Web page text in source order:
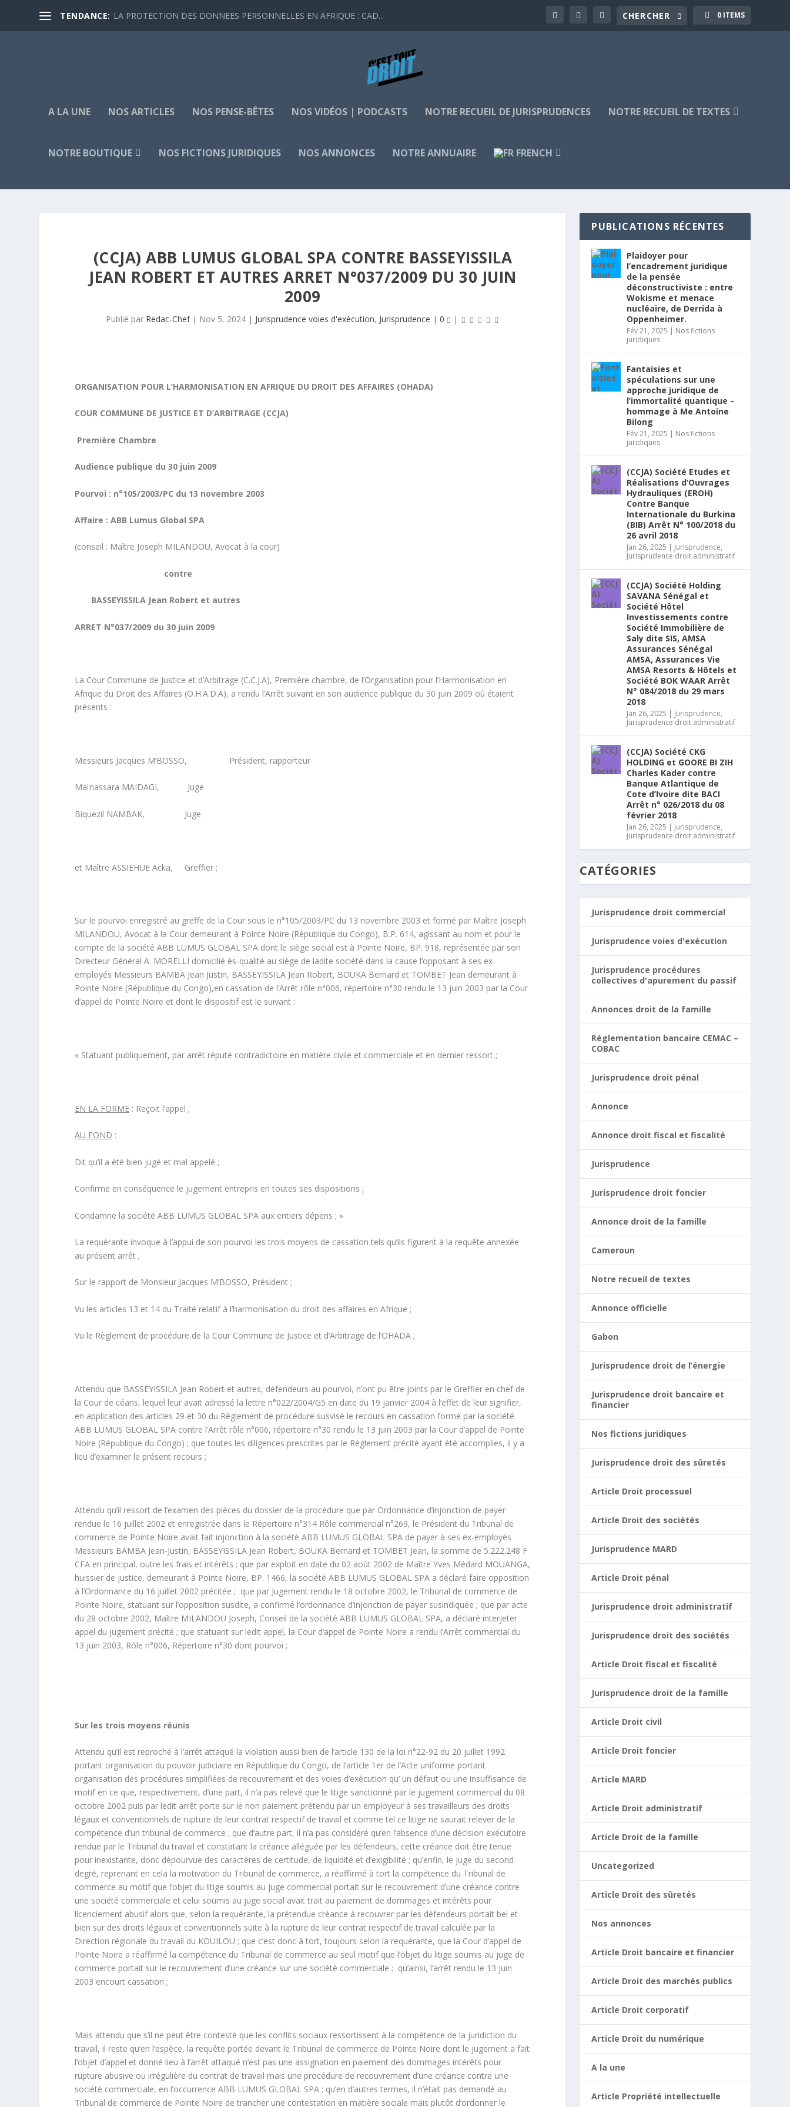
TENDANCE: LA PROTECTION DES DONNEES PERSONNELLES EN AFRIQUE : CAD... 0 ITEMS
A LA UNE NOS ARTICLES NOS PENSE-BÊTES NOS VIDÉOS | PODCASTS NOTRE RECUEIL DE JURISPRUDENCES NOTRE RECUEIL DE TEXTES
NOTRE BOUTIQUE NOS FICTIONS JURIDIQUES NOS ANNONCES NOTRE ANNUAIRE FRENCH
(CCJA) ABB LUMUS GLOBAL SPA CONTRE BASSEYISSILA
JEAN ROBERT ET AUTRES ARRET N°037/2009 DU 30 JUIN
2009
Publié par Redac-Chef| Nov 5, 2024 | Jurisprudence voies d'exécution, Jurisprudence |0 |
ORGANISATION POUR L’HARMONISATION EN AFRIQUE DU DROIT DES AFFAIRES (OHADA)
COUR COMMUNE DE JUSTICE ET D’ARBITRAGE (CCJA)
Première Chambre
Audience publique du 30 juin 2009
Pourvoi : n°105/2003/PC du 13 novembre 2003
Affaire : ABB Lumus Global SPA
(conseil : Maître Joseph MILANDOU, Avocat à la cour)
contre
BASSEYISSILA Jean Robert et autres
ARRET N°037/2009 du 30 juin 2009
La Cour Commune de Justice et d’Arbitrage (C.C.J.A), Première chambre, de l’Organisation pour l’Harmonisation en
Afrique du Droit des Affaires (O.H.A.D.A), a rendu l’Arrêt suivant en son audience publique du 30 juin 2009 où étaient
présents :
Messieurs Jacques M’BOSSO, Président, rapporteur
Maïnassara MAIDAGI, Juge
Biquezil NAMBAK, Juge
et Maître ASSIEHUE Acka, Greffier ;
Sur le pourvoi enregistré au greffe de la Cour sous le n°105/2003/PC du 13 novembre 2003 et formé par Maître Joseph
MILANDOU, Avocat à la Cour demeurant à Pointe Noire (République du Congo), B.P. 614, agissant au nom et pour le
compte de la société ABB LUMUS GLOBAL SPA dont le siège social est à Pointe Noire, BP. 918, représentée par son
Directeur Général A. MORELLI domicilié ès-qualité au siège de ladite société dans la cause l’opposant à ses ex-
employés Messieurs BAMBA Jean Justin, BASSEYISSILA Jean Robert, BOUKA Bernard et TOMBET Jean demeurant à
Pointe Noire (République du Congo),en cassation de l’Arrêt rôle n°006, répertoire n°30 rendu le 13 juin 2003 par la Cour
d’appel de Pointe Noire et dont le dispositif est le suivant :
« Statuant publiquement, par arrêt réputé contradictoire en matière civile et commerciale et en dernier ressort ;
EN LA FORME : Reçoit l’appel ;
AU FOND :
Dit qu’il a été bien jugé et mal appelé ;
Confirme en conséquence le jugement entrepris en toutes ses dispositions ;
Condamne la société ABB LUMUS GLOBAL SPA aux entiers dépens ; »
La requérante invoque à l’appui de son pourvoi les trois moyens de cassation tels qu’ils figurent à la requête annexée
au présent arrêt ;
Sur le rapport de Monsieur Jacques M’BOSSO, Président ;
Vu les articles 13 et 14 du Traité relatif à l’harmonisation du droit des affaires en Afrique ;
Vu le Règlement de procédure de la Cour Commune de Justice et d’Arbitrage de l’OHADA ;
Attendu que BASSEYISSILA Jean Robert et autres, défendeurs au pourvoi, n’ont pu être joints par le Greffier en chef de
la Cour de céans, lequel leur avait adressé la lettre n°022/2004/G5 en date du 19 janvier 2004 à l’effet de leur signifier,
en application des articles 29 et 30 du Règlement de procédure susvisé le recours en cassation formé par la société
ABB LUMUS GLOBAL SPA contre l’Arrêt rôle n°006, répertoire n°30 rendu le 13 juin 2003 par la Cour d’appel de Pointe
Noire (République du Congo) ; que toutes les diligences prescrites par le Règlement précité ayant été accomplies, il y a
lieu d’examiner le présent recours ;
Attendu qu’il ressort de l’examen des pièces du dossier de la procédure que par Ordonnance d’injonction de payer
rendue le 16 juillet 2002 et enregistrée dans le Répertoire n°314 Rôle commercial n°269, le Président du Tribunal de
commerce de Pointe Noire avait fait injonction à la société ABB LUMUS GLOBAL SPA de payer à ses ex-employés
Messieurs BAMBA Jean-Justin, BASSEYISSILA Jean Robert, BOUKA Bernard et TOMBET Jean, la somme de 5.222.248 F
CFA en principal, outre les frais et intérêts ; que par exploit en date du 02 août 2002 de Maître Yves Médard MOUANGA,
huissier de justice, demeurant à Pointe Noire, BP. 1466, la société ABB LUMUS GLOBAL SPA a déclaré faire opposition
à l’Ordonnance du 16 juillet 2002 précitée ; que par Jugement rendu le 18 octobre 2002, le Tribunal de commerce de
Pointe Noire, statuant sur l’opposition susdite, a confirmé l’ordonnance d’injonction de payer susindiquée ; que par acte
du 28 octobre 2002, Maître MILANDOU Joseph, Conseil de la société ABB LUMUS GLOBAL SPA, a déclaré interjeter
appel du jugement précité ; que statuant sur ledit appel, la Cour d’appel de Pointe Noire a rendu l’Arrêt commercial du
13 juin 2003, Rôle n°006, Répertoire n°30 dont pourvoi ;
Sur les trois moyens réunis
Attendu qu’il est reproché à l’arrêt attaqué la violation aussi bien de l’article 130 de la loi n°22-92 du 20 juillet 1992
portant organisation du pouvoir judiciaire en République du Congo, de l’article 1 er de l’Acte uniforme portant
organisation des procédures simplifiées de recouvrement et des voies d’exécution qu’ un défaut ou une insuffisance de
motif en ce que, respectivement, d’une part, il n’a pas relevé que le litige sanctionné par le jugement commercial du 08
octobre 2002 puis par ledit arrêt porte sur le non paiement prétendu par un employeur à ses travailleurs des droits
légaux et conventionnels de rupture de leur contrat respectif de travail et comme tel ce litige ne saurait relever de la
compétence d’un tribunal de commerce ; que d’autre part, il n’a pas considéré qu’en l’absence d’une décision exécutoire
rendue par le Tribunal du travail et constatant la créance alléguée par les défendeurs, cette créance doit être tenue
pour inexistante, donc dépourvue des caractères de certitude, de liquidité et d’exigibilité ; qu’enfin, le juge du second
degré, reprenant en cela la motivation du Tribunal de commerce, a réaffirmé à tort la compétence du Tribunal de
commerce au motif que l’objet du litige soumis au juge commercial portait sur le recouvrement d’une créance contre
une société commerciale et celui soumis au juge social avait trait au paiement de dommages et intérêts pour
licenciement abusif alors que, selon la requérante, la prétendue créance à recouvrer par les défendeurs portait bel et
bien sur des droits légaux et conventionnels suite à la rupture de leur contrat respectif de travail calculée par la
Direction régionale du travail du KOUILOU ; que c’est donc à tort, toujours selon la requérante, que la Cour d’appel de
Pointe Noire a réaffirmé la compétence du Tribunal de commerce au seul motif que l’objet du litige soumis au juge de
commerce portait sur le recouvrement d’une créance sur une société commerciale ; qu’ainsi, l’arrêt rendu le 13 juin
2003 encourt cassation ;
Mais attendu que s’il ne peut être contesté que les conflits sociaux ressortissent à la compétence de la juridiction du
travail, il reste qu’en l’espèce, la requête portée devant le Tribunal de commerce de Pointe Noire dont le jugement a fait
l’objet d’appel et donné lieu à l’arrêt attaqué n’est pas une assignation en paiement des dommages intérêts pour
rupture abusive ou irrégulière du contrat de travail mais une procédure de recouvrement d’une créance contre une
société commerciale, en l’occurrence ABB LUMUS GLOBAL SPA ; qu’en d’autres termes, il n’était pas demandé au
Tribunal de commerce de Pointe Noire de trancher une contestation en matière sociale mais plutôt d’ordonner le
PUBLICATIONS RÉCENTES
Plaidoyer pour
l’encadrement juridique
de la pensée
déconstructiviste : entre
Wokisme et menace
nucléaire, de Derrida à
Oppenheimer.
Fév 21, 2025 | Nos fictions
juridiques
Fantaisies et
spéculations sur une
approche juridique de
l’immortalité quantique –
hommage à Me Antoine
Bilong
Fév 21, 2025 | Nos fictions
juridiques
(CCJA) Société Etudes et
Réalisations d’Ouvrages
Hydrauliques (EROH)
Contre Banque
Internationale du Burkina
(BIB) Arrêt N° 100/2018 du
26 avril 2018
Jan 26, 2025 | Jurisprudence,
Jurisprudence droit administratif
(CCJA) Société Holding
SAVANA Sénégal et
Société Hôtel
Investissements contre
Société Immobilière de
Saly dite SIS, AMSA
Assurances Sénégal
AMSA, Assurances Vie
AMSA Resorts & Hôtels et
Société BOK WAAR Arrêt
N° 084/2018 du 29 mars
2018
Jan 26, 2025 | Jurisprudence,
Jurisprudence droit administratif
(CCJA) Société CKG
HOLDING et GOORE BI ZIH
Charles Kader contre
Banque Atlantique de
Cote d’Ivoire dite BACI
Arrêt n° 026/2018 du 08
février 2018
Jan 26, 2025 | Jurisprudence,
Jurisprudence droit administratif
CATÉGORIES
Jurisprudence droit commercial
Jurisprudence voies d'exécution
Jurisprudence procédures
collectives d'apurement du passif
Annonces droit de la famille
Réglementation bancaire CEMAC –
COBAC
Jurisprudence droit pénal
Annonce
Annonce droit fiscal et fiscalité
Jurisprudence
Jurisprudence droit foncier
Annonce droit de la famille
Cameroun
Notre recueil de textes
Annonce officielle
Gabon
Jurisprudence droit de l’énergie
Jurisprudence droit bancaire et
financier
Nos fictions juridiques
Jurisprudence droit des sûretés
Article Droit processuel
Article Droit des sociétés
Jurisprudence MARD
Article Droit pénal
Jurisprudence droit administratif
Jurisprudence droit des sociétés
Article Droit fiscal et fiscalité
Jurisprudence droit de la famille
Article Droit civil
Article Droit foncier
Article MARD
Article Droit administratif
Article Droit de la famille
Uncategorized
Article Droit des sûretés
Nos annonces
Article Droit bancaire et financier
Article Droit des marchés publics
Article Droit corporatif
Article Droit du numérique
A la une
Article Propriété intellectuelle